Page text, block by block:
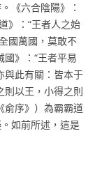
《六合陰陽》：
》：“王者人之始
國萬國，莫敢不
》：“王者平易
與此有關：皆本于
以王，小得之則
俞序》）為霸霸道
如前所述，這是